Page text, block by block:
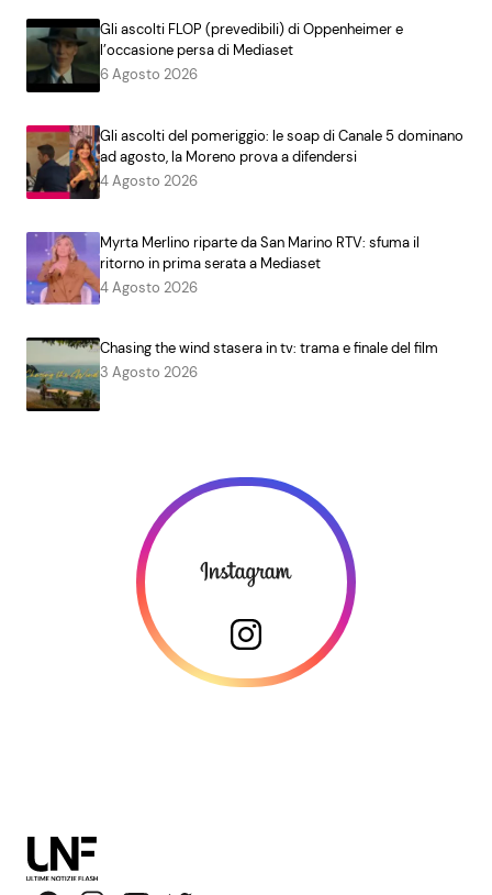
Gli ascolti FLOP (prevedibili) di Oppenheimer e
l’occasione persa di Mediaset
6 Agosto 2026
Gli ascolti del pomeriggio: le soap di Canale 5 dominano
ad agosto, la Moreno prova a difendersi
4 Agosto 2026
Myrta Merlino riparte da San Marino RTV: sfuma il
ritorno in prima serata a Mediaset
4 Agosto 2026
Chasing the wind stasera in tv: trama e finale del film
3 Agosto 2026